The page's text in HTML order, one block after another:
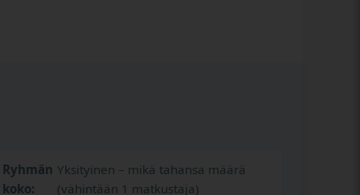
Ryhmän
koko:
Yksityinen – mikä tahansa määrä
(vähintään 1 matkustaja)